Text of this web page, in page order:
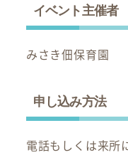
イベント主催者
みさき佃保育園
申し込み方法
電話もしくは来所